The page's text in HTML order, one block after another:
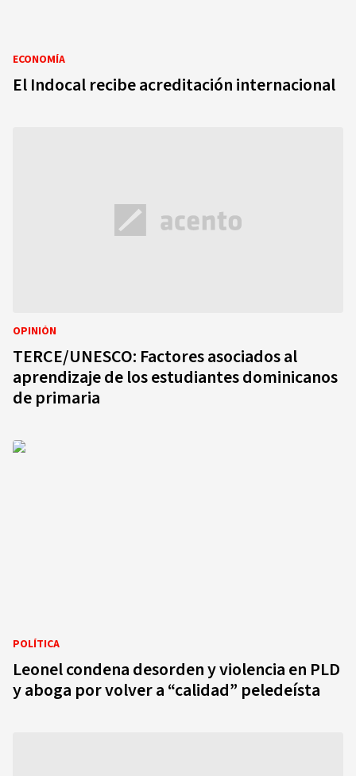
ECONOMÍA
El Indocal recibe acreditación internacional
OPINIÓN
TERCE/UNESCO: Factores asociados al
aprendizaje de los estudiantes dominicanos
de primaria
POLÍTICA
Leonel condena desorden y violencia en PLD
y aboga por volver a “calidad” peledeísta